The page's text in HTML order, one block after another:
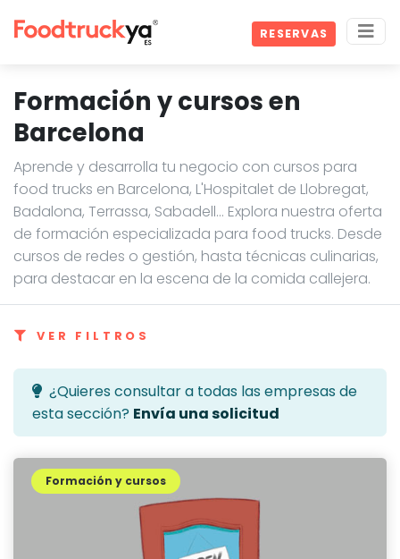
RESERVAS
Formación y cursos en
Barcelona
Aprende y desarrolla tu negocio con cursos para
food trucks en Barcelona, L'Hospitalet de Llobregat,
Badalona, Terrassa, Sabadell… Explora nuestra oferta
de formación especializada para food trucks. Desde
cursos de redes o gestión, hasta técnicas culinarias,
para destacar en la escena de la comida callejera.
VER FILTROS
¿Quieres consultar a todas las empresas de
esta sección? Envía una solicitud
Formación y cursos